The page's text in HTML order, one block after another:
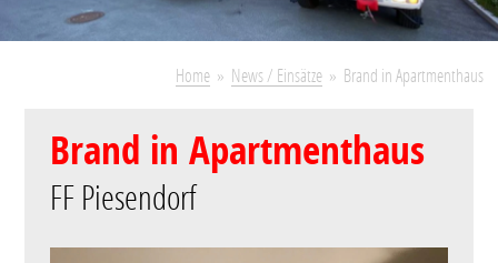
Home News / Einsätze Brand in Apartmenthaus
Brand in Apartmenthaus
FF Piesendorf